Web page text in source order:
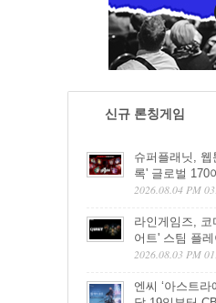
신규 론칭게임
슈퍼플래닛,
록' 글로벌 170
2026.08.04 PM
라인게임즈, 코
어트' 스팀 플
2026.08.03 PM
엔씨 ‘아스트라